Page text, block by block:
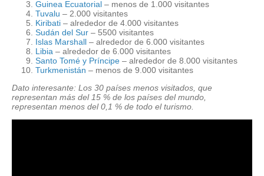
Guinea Ecuatorial – menos de 1.000 visitantes
Tuvalu – 2.000 visitantes
Kiribati – alrededor de 4.000 visitantes
Sudán del Sur – 5500 visitantes
Islas Marshall – alrededor de 6.000 visitantes
Libia – alrededor de 6.000 visitantes
Santo Tomé y Príncipe – alrededor de 8.000 visitantes
Turkmenistán – menos de 9.000 visitantes
Dato interesante: Los 30 países menos visitados, que
representan más del 15 % de los países del mundo,
representan menos del 0,1 % de todo el turismo.